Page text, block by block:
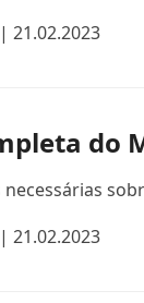
| 21.02.2023
do
| 21.02.2023